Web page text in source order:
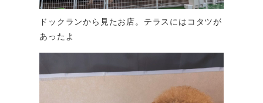
ドックランから見たお店。テラスにはコタツが
あったよ